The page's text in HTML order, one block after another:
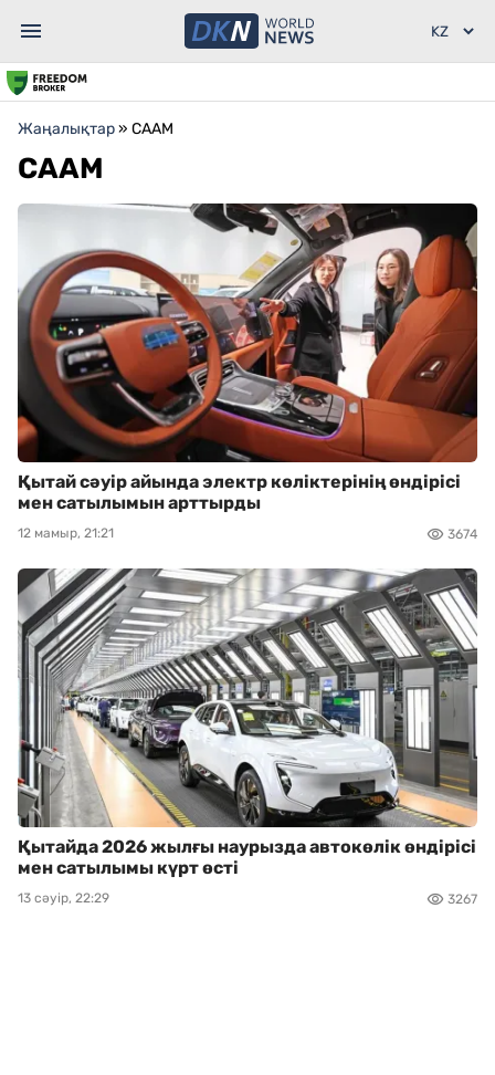
Жаңалықтар» CAAM
CAAM
Қытай сәуір айында электр көліктерінің өндірісі
мен сатылымын арттырды
12 мамыр, 21:21 3674
Қытайда 2026 жылғы наурызда автокөлік өндірісі
мен сатылымы күрт өсті
13 сәуір, 22:29 3267